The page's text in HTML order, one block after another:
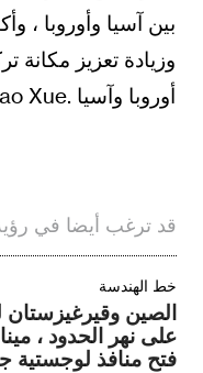
بين آسيا وأوروبا ،
وزيادة تعزيز مكانة
أوروبا وآسيا .Editor/Gao Xue
قد ترغب أيضا في
خط الهندسة
الصين وقيرغيزستان
على نهر الحدود ،
فتح منافذ لوجستية